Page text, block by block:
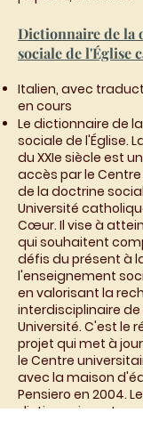
Dictionnaire de la
sociale de l'Église
Italien, avec
en cours
Le dictionnaire de
sociale de l'Église.
du XXIe siècle est
accès par le
de la doctrine
Université
Cœur. Il vise à
qui souhaitent
défis du présent à
l'enseignement
en valorisant la
interdisciplinaire
Université. C'est le
projet qui met à
le Centre
avec la maison
Pensiero en 2004.
dictionnaire est en